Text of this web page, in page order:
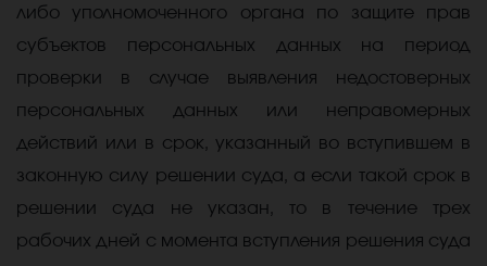
либо уполномоченного органа по защите прав
субъектов персональных данных на период
проверки в случае выявления недостоверных
персональных данных или неправомерных
действий или в срок, указанный во вступившем в
законную силу решении суда, а если такой срок в
решении суда не указан, то в течение трех
рабочих дней с момента вступления решения суда